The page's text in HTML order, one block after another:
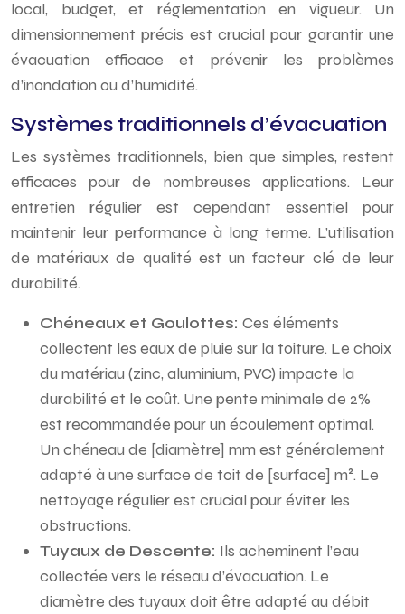
local, budget, et réglementation en vigueur. Un
dimensionnement précis est crucial pour garantir une
évacuation efficace et prévenir les problèmes
d’inondation ou d’humidité.
Systèmes traditionnels d’évacuation
Les systèmes traditionnels, bien que simples, restent
efficaces pour de nombreuses applications. Leur
entretien régulier est cependant essentiel pour
maintenir leur performance à long terme. L’utilisation
de matériaux de qualité est un facteur clé de leur
durabilité.
Chéneaux et Goulottes: Ces éléments
collectent les eaux de pluie sur la toiture. Le choix
du matériau (zinc, aluminium, PVC) impacte la
durabilité et le coût. Une pente minimale de 2%
est recommandée pour un écoulement optimal.
Un chéneau de [diamètre] mm est généralement
adapté à une surface de toit de [surface] m². Le
nettoyage régulier est crucial pour éviter les
obstructions.
Tuyaux de Descente: Ils acheminent l’eau
collectée vers le réseau d’évacuation. Le
diamètre des tuyaux doit être adapté au débit